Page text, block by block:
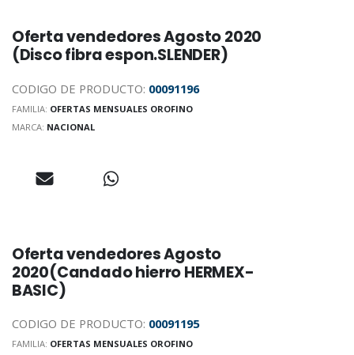
Oferta vendedores Agosto 2020
(Disco fibra espon.SLENDER)
CODIGO DE PRODUCTO: 00091196
FAMILIA: OFERTAS MENSUALES OROFINO
MARCA: NACIONAL
Oferta vendedores Agosto
2020(Candado hierro HERMEX-
BASIC)
CODIGO DE PRODUCTO: 00091195
FAMILIA: OFERTAS MENSUALES OROFINO